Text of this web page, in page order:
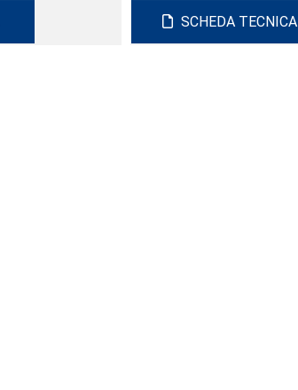
SCHEDA TECNICA